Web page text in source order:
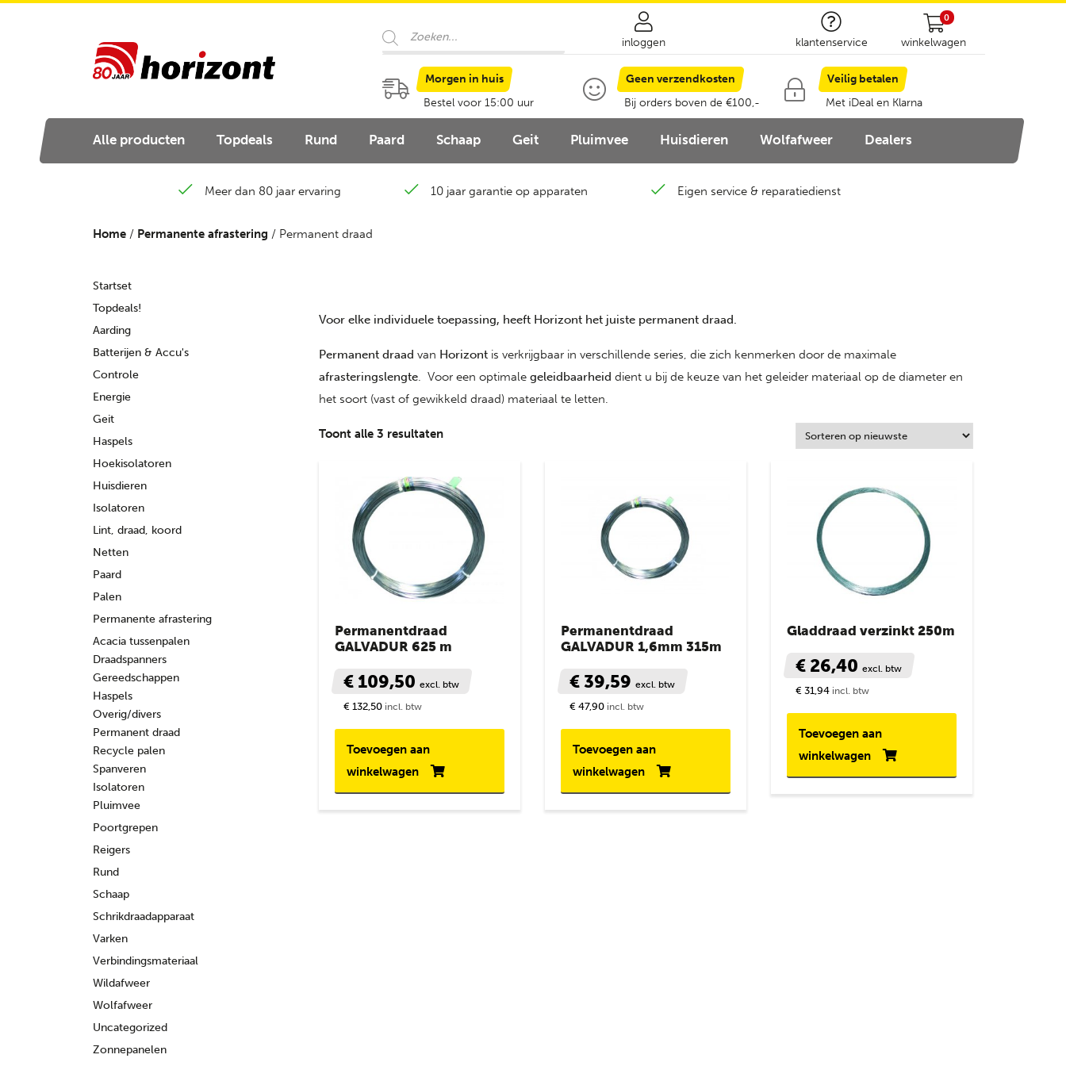
Producten
zoeken
inloggen klantenservice
0
winkelwagen
Morgen in huis
Bestel voor 15:00 uur
Geen verzendkosten
Bij orders boven de €100,-
Veilig betalen
Met iDeal en Klarna
Alle producten Topdeals Rund Paard Schaap Geit Pluimvee Huisdieren Wolfafweer Dealers
Meer dan 80 jaar ervaring 10 jaar garantie op apparaten Eigen service & reparatiedienst
Voor elke individuele toepassing, heeft Horizont het juiste permanent draad.
Permanent draad van Horizont is verkrijgbaar in verschillende series, die zich kenmerken door de maximale
afrasteringslengte. Voor een optimale geleidbaarheid dient u bij de keuze van het geleider materiaal op de diameter en
het soort (vast of gewikkeld draad) materiaal te letten.
Toont alle 3 resultatenGesorteerd
nieuwste
Permanentdraad
GALVADUR 625 m
€ 109,50 excl. btw
€ 132,50 incl. btw
Toevoegen aan
winkelwagen
Permanentdraad
GALVADUR 1,6mm 315m
€ 39,59excl. btw
€ 47,90 incl. btw
Toevoegen aan
winkelwagen
Gladdraad verzinkt 250m
€ 26,40excl. btw
€ 31,94 incl. btw
Toevoegen aan
winkelwagen
Home / Permanente afrastering / Permanent draad
Startset
Topdeals!
Aarding
Batterijen & Accu's
Controle
Energie
Geit
Haspels
Hoekisolatoren
Huisdieren
Isolatoren
Lint, draad, koord
Netten
Paard
Palen
Permanente afrastering
Acacia tussenpalen
Draadspanners
Gereedschappen
Haspels
Overig/divers
Permanent draad
Recycle palen
Spanveren
Isolatoren
Pluimvee
Poortgrepen
Reigers
Rund
Schaap
Schrikdraadapparaat
Varken
Verbindingsmateriaal
Wildafweer
Wolfafweer
Uncategorized
Zonnepanelen